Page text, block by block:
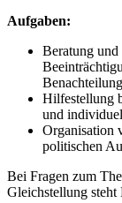
Aufgaben:
Beratung
Hilfestellung
und
Organisation
politischen
Bei Fragen zum
Gleichstellung steht